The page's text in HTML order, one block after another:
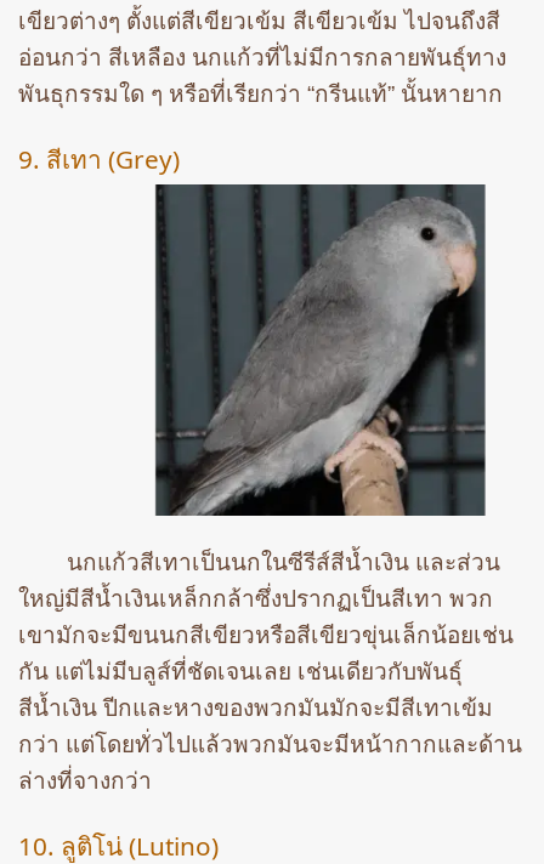
เขียวต่างๆ ตั้งแต่สีเขียวเข้ม สีเขียวเข้ม ไปจนถึงสี
อ่อนกว่า สีเหลือง นกแก้วที่ไม่มีการกลายพันธุ์ทาง
พันธุกรรมใด ๆ หรือที่เรียกว่า “กรีนแท้” นั้นหายาก
9. สีเทา (Grey)
นกแก้วสีเทาเป็นนกในซีรีส์สีน้ำเงิน และส่วน
ใหญ่มีสีน้ำเงินเหล็กกล้าซึ่งปรากฏเป็นสีเทา พวก
เขามักจะมีขนนกสีเขียวหรือสีเขียวขุ่นเล็กน้อยเช่น
กัน แต่ไม่มีบลูส์ที่ชัดเจนเลย เช่นเดียวกับพันธุ์
สีน้ำเงิน ปีกและหางของพวกมันมักจะมีสีเทาเข้ม
กว่า แต่โดยทั่วไปแล้วพวกมันจะมีหน้ากากและด้าน
ล่างที่จางกว่า
10. ลูติโน่ (Lutino)